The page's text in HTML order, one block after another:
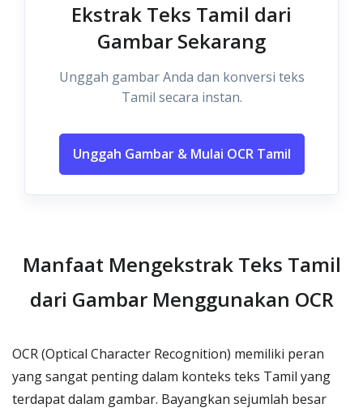
Ekstrak Teks Tamil dari
Gambar Sekarang
Unggah gambar Anda dan konversi teks
Tamil secara instan.
Unggah Gambar & Mulai OCR Tamil
Manfaat Mengekstrak Teks Tamil
dari Gambar Menggunakan OCR
OCR (Optical Character Recognition) memiliki peran
yang sangat penting dalam konteks teks Tamil yang
terdapat dalam gambar. Bayangkan sejumlah besar